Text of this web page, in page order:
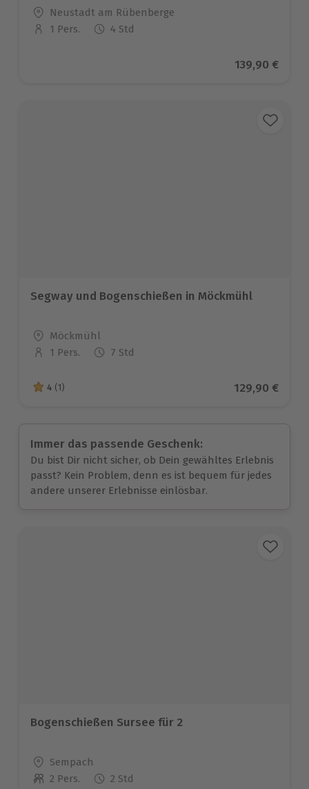
Standort
Neustadt am Rübenberge
Anzahl der Teilnehmer
1 Pers. 4 Std
Aktueller
139,90 €
Segway und Bogenschießen in Möckmühl
Standort
Möckmühl
Anzahl der Teilnehmer
1 Pers. 7 Std
4 von 5 Sternen basierend auf 1 Bewertungen
4 (1) Aktueller
129,90 €
Immer das passende Geschenk:
Du bist Dir nicht sicher, ob Dein gewähltes Erlebnis
passt? Kein Problem, denn es ist bequem für jedes
andere unserer Erlebnisse einlösbar.
Bogenschießen Sursee für 2
Standort
Sempach
Anzahl der Teilnehmer
2 Pers. 2 Std